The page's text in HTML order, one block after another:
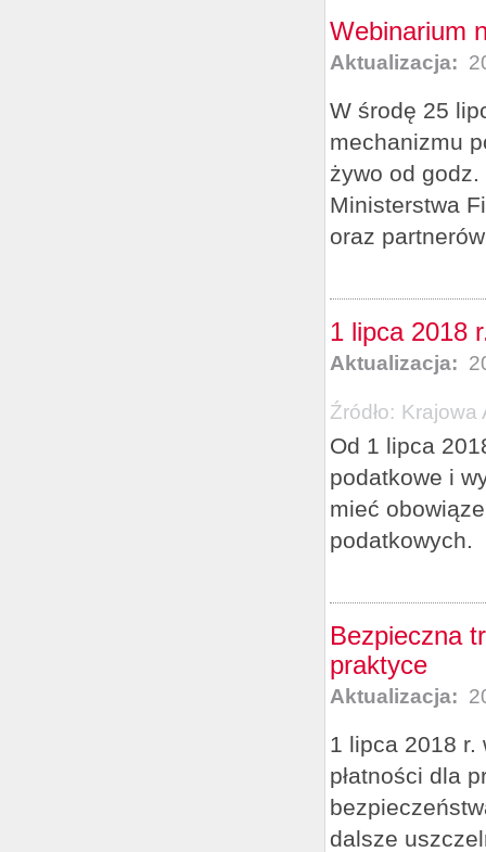
Webinarium
Aktualizacja:
W środę 25
mechanizmu
żywo od
Ministerstwa
oraz
1 lipca 2018
Aktualizacja:
Źródło: Krajowa
Od 1 lipca
podatkowe i
mieć
podatkowych.
Bezpieczna
praktyce
Aktualizacja:
1 lipca 2018 r.
płatności dla
dalsze